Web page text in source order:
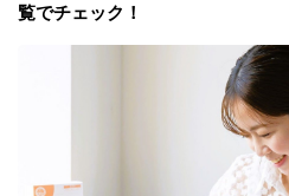
覧でチェック！